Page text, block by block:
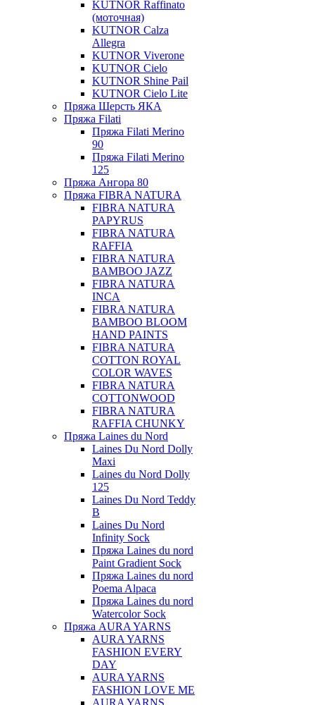
KUTNOR Raffinato
(моточная)
KUTNOR Calza
Allegra
KUTNOR Viverone
KUTNOR Cielo
KUTNOR Shine Pail
KUTNOR Cielo Lite
Пряжа Шерсть ЯКА
Пряжа Filati
Пряжа Filati Merino
90
Пряжа Filati Merino
125
Пряжа Ангора 80
Пряжа FIBRA NATURA
FIBRA NATURA
PAPYRUS
FIBRA NATURA
RAFFIA
FIBRA NATURA
BAMBOO JAZZ
FIBRA NATURA
INCA
FIBRA NATURA
BAMBOO BLOOM
HAND PAINTS
FIBRA NATURA
COTTON ROYAL
COLOR WAVES
FIBRA NATURA
COTTONWOOD
FIBRA NATURA
RAFFIA CHUNKY
Пряжа Laines du Nord
Laines Du Nord Dolly
Maxi
Laines du Nord Dolly
125
Laines Du Nord Teddy
B
Laines Du Nord
Infinity Sock
Пряжа Laines du nord
Paint Gradient Sock
Пряжа Laines du nord
Poema Alpaca
Пряжа Laines du nord
Watercolor Sock
Пряжа AURA YARNS
AURA YARNS
FASHION EVERY
DAY
AURA YARNS
FASHION LOVE ME
AURA YARNS